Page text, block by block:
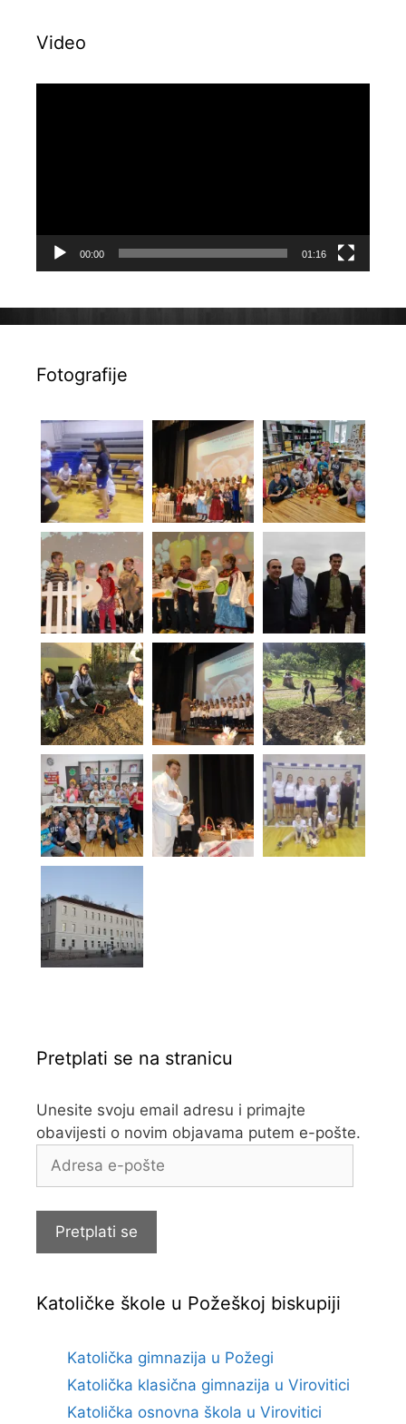
Video
00:00 01:16
Fotografije
Pretplati se na stranicu
Unesite svoju email adresu i primajte
obavijesti o novim objavama putem e-pošte.
Adresa
Pretplati se
Katoličke škole u Požeškoj biskupiji
Katolička gimnazija u Požegi
Katolička klasična gimnazija u Virovitici
Katolička osnovna škola u Virovitici